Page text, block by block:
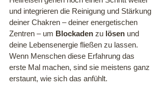
und integrieren die Reinigung und Stärkung
deiner Chakren – deiner energetischen
Zentren – um Blockaden zu lösen und
deine Lebensenergie fließen zu lassen.
Wenn Menschen diese Erfahrung das
erste Mal machen, sind sie meistens ganz
erstaunt, wie sich das anfühlt.